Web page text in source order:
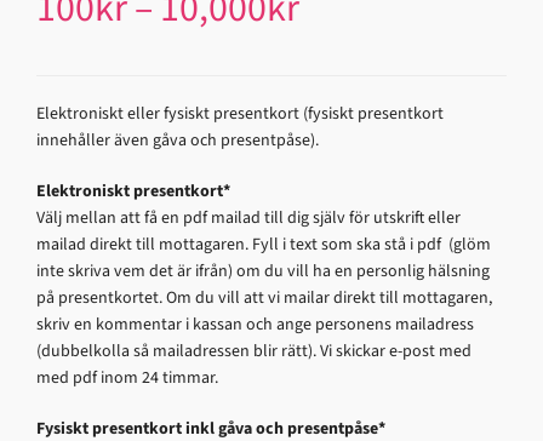
Elektroniskt eller fysiskt presentkort (fysiskt presentkort
innehåller även gåva och presentpåse).
Elektroniskt presentkort*
Välj mellan att få en pdf mailad till dig själv för utskrift eller
mailad direkt till mottagaren. Fyll i text som ska stå i pdf (glöm
inte skriva vem det är ifrån) om du vill ha en personlig hälsning
på presentkortet. Om du vill att vi mailar direkt till mottagaren,
skriv en kommentar i kassan och ange personens mailadress
(dubbelkolla så mailadressen blir rätt). Vi skickar e-post med
med pdf inom 24 timmar.
Fysiskt presentkort inkl gåva och presentpåse*